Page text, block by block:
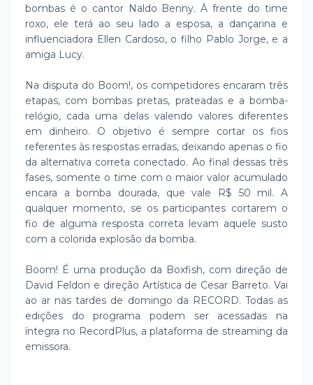
bombas é o cantor Naldo Benny. À frente do time
roxo, ele terá ao seu lado a esposa, a dançarina e
influenciadora Ellen Cardoso, o filho Pablo Jorge, e a
amiga Lucy.
Na disputa do Boom!, os competidores encaram três
etapas, com bombas pretas, prateadas e a bomba-
relógio, cada uma delas valendo valores diferentes
em dinheiro. O objetivo é sempre cortar os fios
referentes às respostas erradas, deixando apenas o fio
da alternativa correta conectado. Ao final dessas três
fases, somente o time com o maior valor acumulado
encara a bomba dourada, que vale R$ 50 mil. A
qualquer momento, se os participantes cortarem o
fio de alguma resposta correta levam aquele susto
com a colorida explosão da bomba.
Boom! É uma produção da Boxfish, com direção de
David Feldon e direção Artística de Cesar Barreto. Vai
ao ar nas tardes de domingo da RECORD. Todas as
edições do programa podem ser acessadas na
íntegra no RecordPlus, a plataforma de streaming da
emissora.